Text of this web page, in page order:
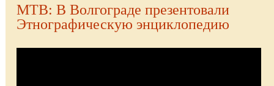
МТВ: В Волгограде презентовали
Этнографическую энциклопедию